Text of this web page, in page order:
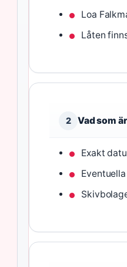
Loa
Låten
2 Vad som
Exakt